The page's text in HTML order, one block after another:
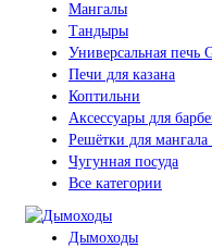
Мангалы
Тандыры
Универсальная печь
Печи для казана
Коптильни
Аксессуары для
Решётки для
Чугунная посуда
Все категории
Дымоходы